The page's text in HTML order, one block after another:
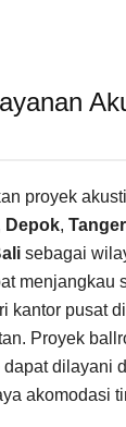
proyek
Depok,
sebagai
menjangkau
kantor pusat
Proyek
dilayani
akomodasi